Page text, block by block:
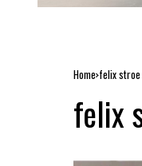
Home felix
felix